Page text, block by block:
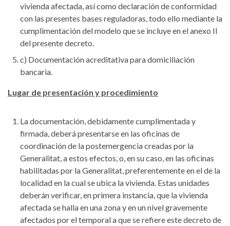
vivienda afectada, así como declaración de conformidad
con las presentes bases reguladoras, todo ello mediante la
cumplimentación del modelo que se incluye en el anexo II
del presente decreto.
c) Documentación acreditativa para domiciliación
bancaria.
Lugar de presentación y procedimiento
La documentación, debidamente cumplimentada y
firmada, deberá presentarse en las oficinas de
coordinación de la postemergencia creadas por la
Generalitat, a estos efectos, o, en su caso, en las oficinas
habilitadas por la Generalitat, preferentemente en el de la
localidad en la cual se ubica la vivienda. Estas unidades
deberán verificar, en primera instancia, que la vivienda
afectada se halla en una zona y en un nivel gravemente
afectados por el temporal a que se refiere este decreto de